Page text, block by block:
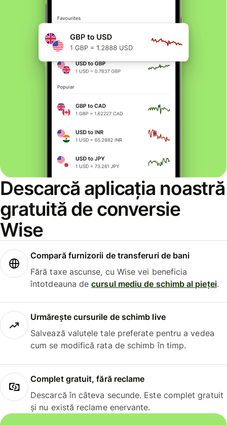
Descarcă aplicația noastră
gratuită de conversie
Wise
Compară furnizorii de transferuri de bani
Fără taxe ascunse, cu Wise vei beneficia
întotdeauna decursul mediu de schimb al pieței.
Urmărește cursurile de schimb live
Salvează valutele tale preferate pentru a vedea
cum se modifică rata de schimb în timp.
Complet gratuit, fără reclame
Descarcă în câteva secunde. Este complet gratuit
și nu există reclame enervante.